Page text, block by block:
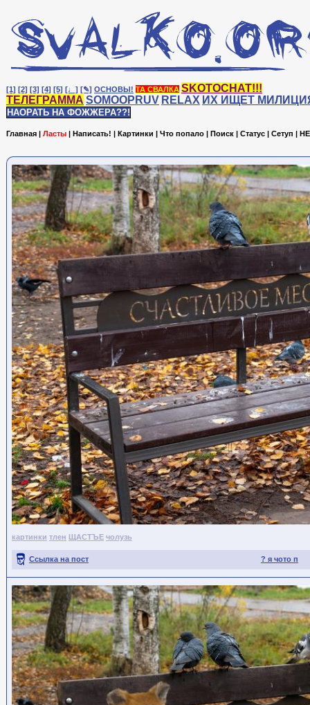
[1] [2] [3] [4] [5] [♩] [✎] ОСНОВЫ! ТА СВАЛКА SKOTOCHAT!!!
ТЕЛЕГРАММА SOMOOPRUV RELAX ИХ ИЩЕТ
НАОРАТЬ НА ФОЖЖЕРА??!
Главная | Ласты | Написать! | Картинки | Что попало | Поиск | Статус | Сетуп |
картинки тлен ЩАСТЪЕ чолузь
? я чото п
Ссылка на пост